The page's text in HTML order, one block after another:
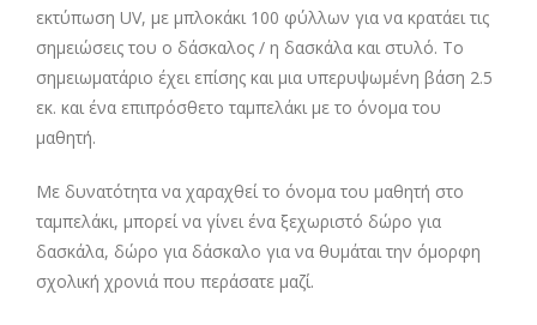
εκτύπωση UV, με μπλοκάκι 100 φύλλων για να κρατάει τις
σημειώσεις του ο δάσκαλος / η δασκάλα και στυλό. Το
σημειωματάριο έχει επίσης και μια υπερυψωμένη βάση 2.5
εκ. και ένα επιπρόσθετο ταμπελάκι με το όνομα του
μαθητή.
Με δυνατότητα να χαραχθεί το όνομα του μαθητή στο
ταμπελάκι, μπορεί να γίνει ένα ξεχωριστό δώρο για
δασκάλα, δώρο για δάσκαλο για να θυμάται την όμορφη
σχολική χρονιά που περάσατε μαζί.